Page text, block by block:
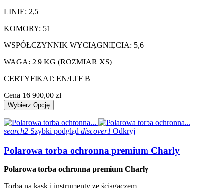
LINIE: 2,5
KOMORY: 51
WSPÓŁCZYNNIK WYCIĄGNIĘCIA: 5,6
WAGA: 2,9 KG (ROZMIAR XS)
CERTYFIKAT: EN/LTF B
Cena 16 900,00 zł
Wybierz Opcję
search2 Szybki podgląd discover1 Odkryj
Polarowa torba ochronna premium Charly
Polarowa torba ochronna premium Charly
Torba na kask i instrumenty ze ściągaczem.